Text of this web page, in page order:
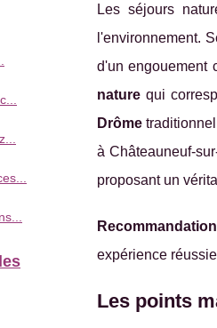
Les séjours
l'environnement.
d'un engouement
nature qui
Drôme
à Châteauneuf-
proposant un
expérience
Les points